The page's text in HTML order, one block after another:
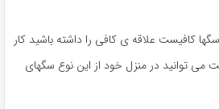
کافیست علاقه ی کافی را داشته باشید کار
می توانید در منزل خود از این نوع سگهای